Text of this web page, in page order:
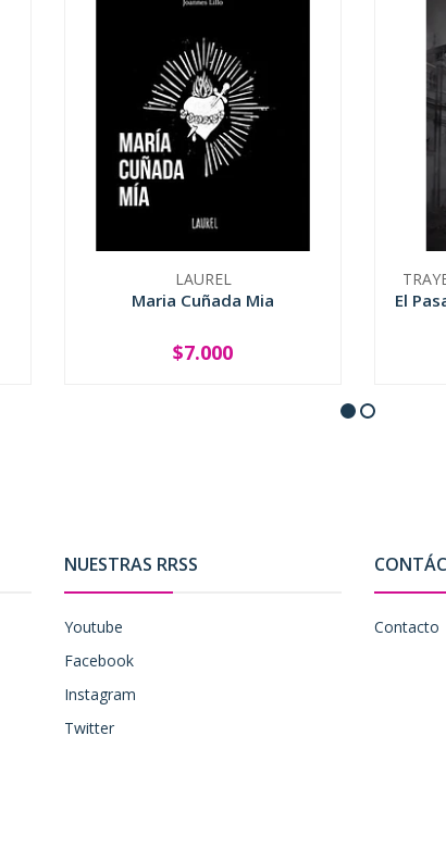
LAUREL
Maria Cuñada Mia
+
$7.000
El
NUESTRAS RRSS
Youtube
Facebook
Instagram
Twitter
Contacto